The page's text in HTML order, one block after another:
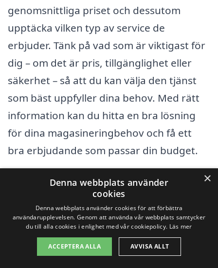
genomsnittliga priset och dessutom
upptäcka vilken typ av service de
erbjuder. Tänk på vad som är viktigast för
dig – om det är pris, tillgänglighet eller
säkerhet – så att du kan välja den tjänst
som bäst uppfyller dina behov. Med rätt
information kan du hitta en bra lösning
för dina magasineringbehov och få ett
bra erbjudande som passar din budget.
Få 3 erbjudanden, gratis och utan
förpliktelser
Sök efter en
×
Denna webbplats använder
cookies
Denna webbplats använder cookies för att förbättra
användarupplevelsen. Genom att använda vår webbplats samtycker
du till alla cookies i enlighet med vår cookiepolicy. Läs mer
ACCEPTERA ALLA AVVISA ALLT